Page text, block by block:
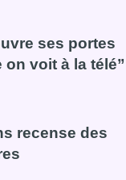
ses portes
on voit à la télé”
ouvre ses portes à
recense des